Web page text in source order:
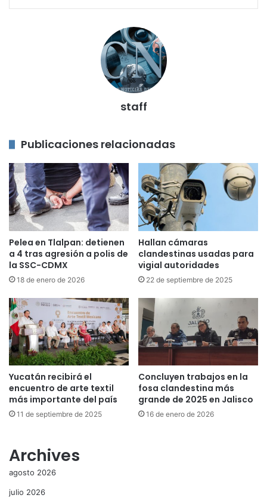
staff
Publicaciones relacionadas
Pelea en Tlalpan: detienen
a 4 tras agresión a polis de
la SSC-CDMX
18 de enero de 2026
Hallan cámaras
clandestinas usadas para
vigial autoridades
22 de septiembre de 2025
Yucatán recibirá el
encuentro de arte textil
más importante del país
11 de septiembre de 2025
Concluyen trabajos en la
fosa clandestina más
grande de 2025 en Jalisco
16 de enero de 2026
Archives
agosto 2026
julio 2026